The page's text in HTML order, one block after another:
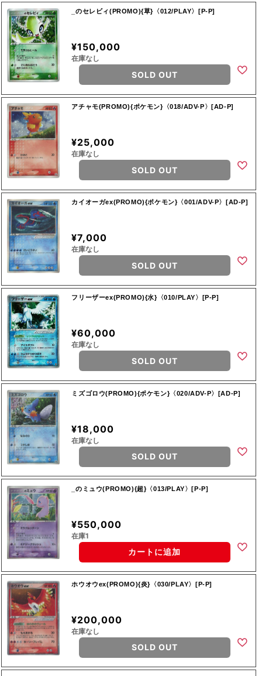
_のセレビィ(PROMO){草}〈012/PLAY〉[P-P]
¥150,000
在庫なし
SOLD OUT
アチャモ(PROMO){ポケモン}〈018/ADV-P〉[AD-P]
¥25,000
在庫なし
SOLD OUT
カイオーガex(PROMO){ポケモン}〈001/ADV-P〉[AD-P]
¥7,000
在庫なし
SOLD OUT
フリーザーex(PROMO){水}〈010/PLAY〉[P-P]
¥60,000
在庫なし
SOLD OUT
ミズゴロウ(PROMO){ポケモン}〈020/ADV-P〉[AD-P]
¥18,000
在庫なし
SOLD OUT
_のミュウ(PROMO){超}〈013/PLAY〉[P-P]
¥550,000
在庫1
カートに追加
ホウオウex(PROMO){炎}〈030/PLAY〉[P-P]
¥200,000
在庫なし
SOLD OUT